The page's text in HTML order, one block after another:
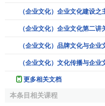
文化的无意识
1、文化的 三层结构
文化包括三个层次：一是
族精神文化的生产活动与物
是指一个民族在生产与生活
一个民族共有的意识活动，
（企业文化）企业文化建设之
（企业文化）企业文化第二讲
（企业文化）品牌文化与企业
（企业文化）文化传播与企业
更多相关文档
本条目相关课程